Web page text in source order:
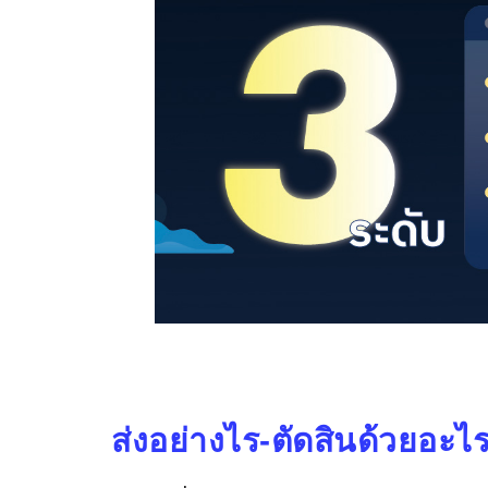
ส่งอย่างไร-ตัดสินด้วยอะไ